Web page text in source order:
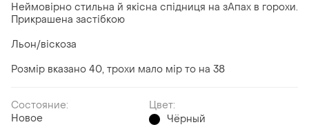
Неймовірно стильна й якісна спідниця на зАпах в горохи.
Прикрашена застібкою
Льон/віскоза
Розмір вказано 40, трохи мало мір то на 38
Состояние:
Новое
Цвет:
Чёрный